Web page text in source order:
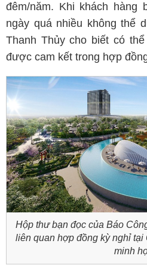
đêm/năm. Khi khách hàng
ngày quá nhiều không thể
Thanh Thủy cho biết có
được cam kết trong hợp
Hộp thư bạn đọc của Báo
liên quan hợp đồng kỳ nghỉ tại
minh